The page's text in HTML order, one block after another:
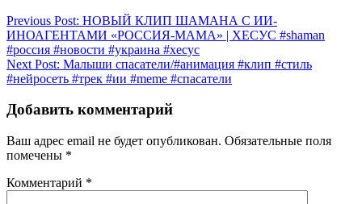
Previous Post: НОВЫЙ КЛИП ШАМАНА С ИИ-
ИНОАГЕНТАМИ «РОССИЯ-МАМА» | ХЕСУС #shaman
#россия #новости #украина #хесус
Next Post: Малыши спасатели/#анимация #клип #стиль
#нейросеть #трек #ии #meme #спасатели
Добавить комментарий
Ваш адрес email не будет опубликован. Обязательные поля
помечены *
Комментарий *